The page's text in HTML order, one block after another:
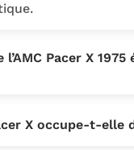
Pacer X
X occupe-t-